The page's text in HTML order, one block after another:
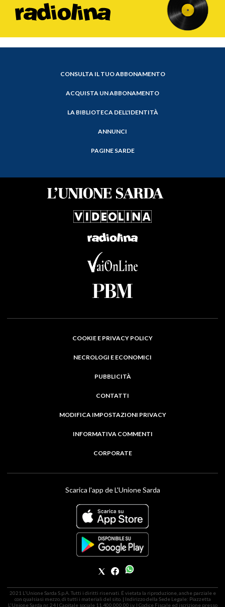
CONSULTA IL TUO ABBONAMENTO
ACQUISTA UN ABBONAMENTO
LA BIBLIOTECA DELL'IDENTITÀ
ANNUNCI
PAGINE SARDE
COOKIE E PRIVACY POLICY
NECROLOGI E ECONOMICI
PUBBLICITÀ
CONTATTI
MODIFICA IMPOSTAZIONI PRIVACY
INFORMATIVA COMMENTI
CORPORATE
Scarica l'app de L'Unione Sarda
2021 L'Unione Sarda S.p.A. Tutti i diritti riservati. É vietata la riproduzione, anche parziale e
con qualsiasi mezzo, di tutti i materiali del sito. | Indirizzo della Sede Legale: Piazzetta
L'Unione Sarda nr. 24 | Capitale sociale 11.400.000,00 i.v. | Codice Fiscale ed iscrizione presso